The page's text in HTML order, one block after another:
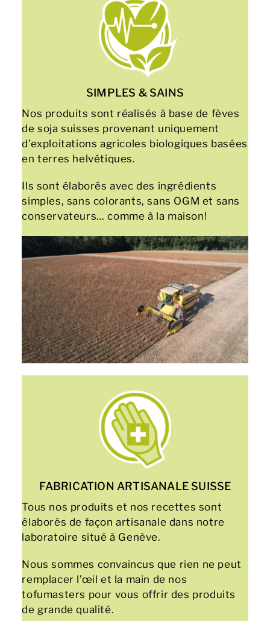
SIMPLES & SAINS
Nos produits sont réalisés à base de fèves
de soja suisses provenant uniquement
d’exploitations agricoles biologiques basées
en terres helvétiques.
Ils sont élaborés avec des ingrédients
simples, sans colorants, sans OGM et sans
conservateurs… comme à la maison!
FABRICATION ARTISANALE SUISSE
Tous nos produits et nos recettes sont
élaborés de façon artisanale dans notre
laboratoire situé à Genève.
Nous sommes convaincus que rien ne peut
remplacer l’œil et la main de nos
tofumasters pour vous offrir des produits
de grande qualité.